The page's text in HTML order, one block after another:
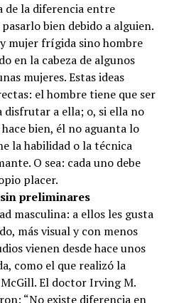
de la diferencia entre
bien debido a alguien.
mujer frígida sino hombre
en la cabeza de algunos
mujeres. Estas ideas
el hombre tiene que ser
disfrutar a ella; o, si ella no
bien, él no aguanta lo
la habilidad o la técnica
O sea: cada uno debe
placer.
preliminares
masculina: a ellos les gusta
más visual y con menos
vienen desde hace unos
como el que realizó la
El doctor Irving M.
“No existe diferencia en